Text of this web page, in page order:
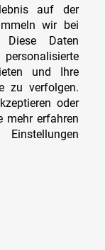
vorbehalten
auf der
wir bei
Daten
und Ihre
zu verfolgen.
oder
mehr erfahren